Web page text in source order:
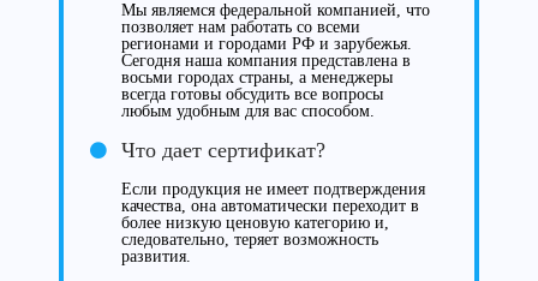
Мы являемся федеральной компанией, что
позволяет нам работать со всеми
регионами и городами РФ и зарубежья.
Сегодня наша компания представлена в
восьми городах страны, а менеджеры
всегда готовы обсудить все вопросы
любым удобным для вас способом.
Что дает сертификат?
Если продукция не имеет подтверждения
качества, она автоматически переходит в
более низкую ценовую категорию и,
следовательно, теряет возможность
развития.